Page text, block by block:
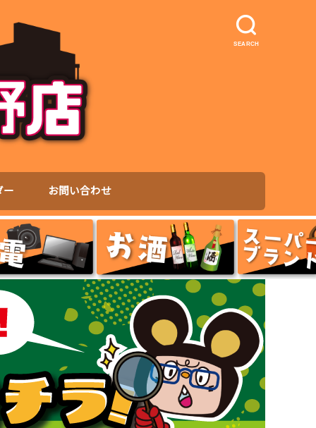
SEARCH
ー お問い合わせ